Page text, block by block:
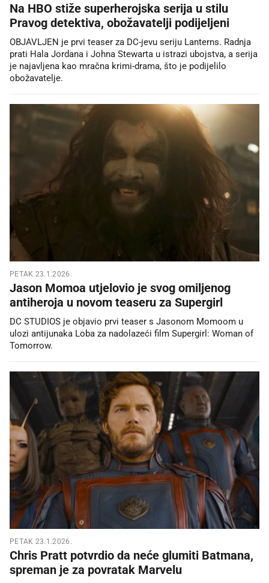
Na HBO stiže superherojska serija u stilu
Pravog detektiva, obožavatelji podijeljeni
OBJAVLJEN je prvi teaser za DC-jevu seriju Lanterns. Radnja
prati Hala Jordana i Johna Stewarta u istrazi ubojstva, a serija
je najavljena kao mračna krimi-drama, što je podijelilo
obožavatelje.
PETAK 23.1.2026.
Jason Momoa utjelovio je svog omiljenog
antiheroja u novom teaseru za Supergirl
DC STUDIOS je objavio prvi teaser s Jasonom Momoom u
ulozi antijunaka Loba za nadolazeći film Supergirl: Woman of
Tomorrow.
PETAK 23.1.2026.
Chris Pratt potvrdio da neće glumiti Batmana,
spreman je za povratak Marvelu